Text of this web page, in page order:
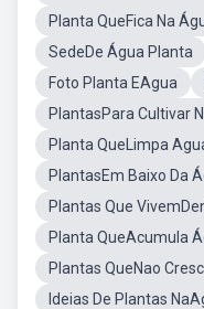
Planta QueFica Na
SedeDe Água Planta
Foto Planta EAgua
PlantasPara Cultivar
Planta QueLimpa
PlantasEm Baixo Da
Plantas Que
Planta QueAcumula
Plantas QueNao
Ideias De Plantas